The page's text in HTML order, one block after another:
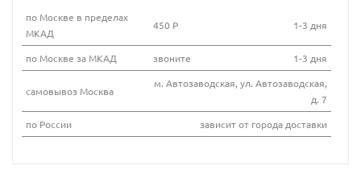
по Москве в пределах
МКАД
450 Р 1-3 дня
по Москве за МКАД звоните 1-3 дня
самовывоз Москва
м. Автозаводская, ул. Автозаводская,
д. 7
по России
зависит от города доставки